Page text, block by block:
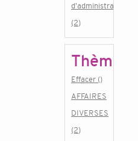
d'administration
(2)
Thème
Effacer ()
AFFAIRES
DIVERSES
(2)